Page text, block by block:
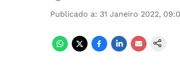
Publicado a: 31 Janeiro 2022,